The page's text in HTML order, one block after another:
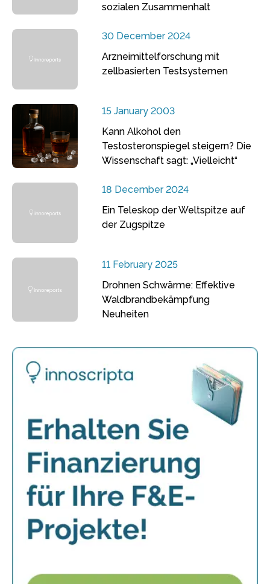
sozialen Zusammenhalt
30 December 2024
Arzneimittelforschung mit
zellbasierten Testsystemen
15 January 2003
Kann Alkohol den
Testosteronspiegel steigern? Die
Wissenschaft sagt: „Vielleicht“
18 December 2024
Ein Teleskop der Weltspitze auf
der Zugspitze
11 February 2025
Drohnen Schwärme: Effektive
Waldbrandbekämpfung
Neuheiten